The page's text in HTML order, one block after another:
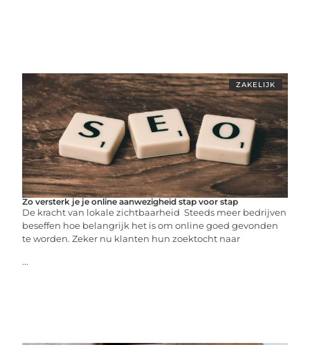
ZAKELIJK
Zo versterk je je online aanwezigheid stap voor stap
De kracht van lokale zichtbaarheid Steeds meer bedrijven
beseffen hoe belangrijk het is om online goed gevonden
te worden. Zeker nu klanten hun zoektocht naar
...